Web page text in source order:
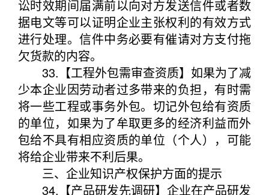
讼时效期间届满前以向对方发送信件或者数
据电文等可以证明企业主张权利的有效方式
进行处理。信件中务必要有催请对方支付拖
欠货款的内容。
33.【工程外包需审查资质】如果为了减
少本企业因劳动者过多带来的负担，有时需
将一些工程或事务外包。切记外包给有资质
的单位，如果为了牟取更多的经济利益而外
包给不具有相应资质的单位（个人），可能
将给企业带来不利后果。
三、企业知识产权保护方面的提示
34.【产品研发先调研】企业在产品研发